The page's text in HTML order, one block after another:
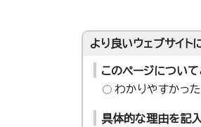
より良いウェブサイ
このページについ
わかりやすかった
具体的な理由を記